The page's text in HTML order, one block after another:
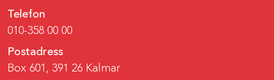
Telefon
010-358 00 00
Postadress
Box 601, 391 26 Kalmar